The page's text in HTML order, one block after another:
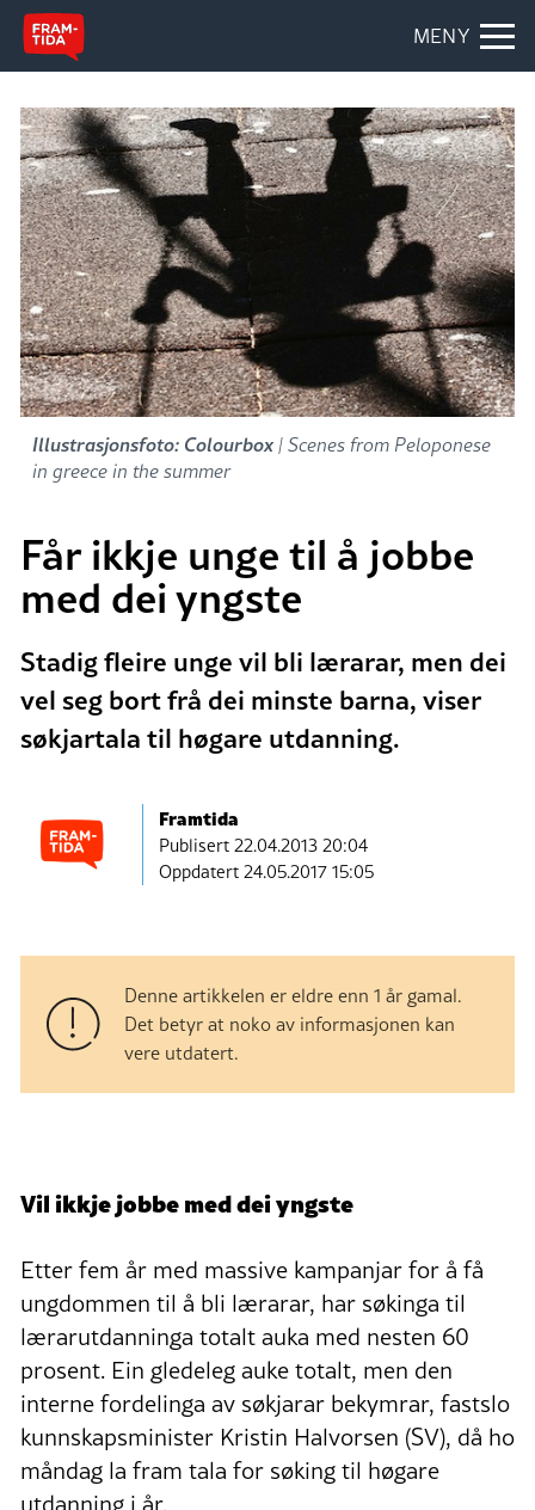
MENY
Illustrasjonsfoto: Colourbox| Scenes from Peloponese
in greece in the summer
Får ikkje unge til å jobbe
med dei yngste
Stadig fleire unge vil bli lærarar, men dei
vel seg bort frå dei minste barna, viser
søkjartala til høgare utdanning.
Framtida
Publisert22.04.2013 20:04
Oppdatert 24.05.2017 15:05
Denne artikkelen er eldre enn 1 år gamal.
Det betyr at noko av informasjonen kan
vere utdatert.
Vil ikkje jobbe med dei yngste
Etter fem år med massive kampanjar for å få
ungdommen til å bli lærarar, har søkinga til
lærarutdanninga totalt auka med nesten 60
prosent. Ein gledeleg auke totalt, men den
interne fordelinga av søkjarar bekymrar, fastslo
kunnskapsminister Kristin Halvorsen (SV), då ho
måndag la fram tala for søking til høgare